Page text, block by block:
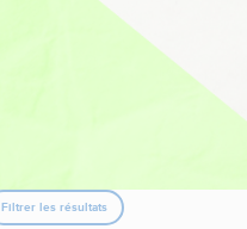
Filtrer les résultats